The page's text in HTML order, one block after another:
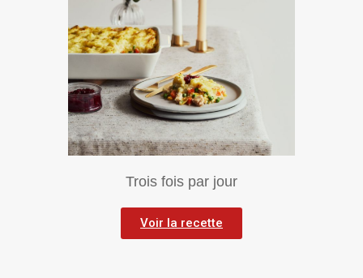
Trois fois par jour
Voir la recette